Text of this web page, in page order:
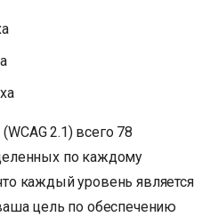
2.1) всего 78
по каждому
каждый уровень является
цель по обеспечению